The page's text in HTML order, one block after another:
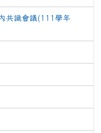
共識會議(111學年